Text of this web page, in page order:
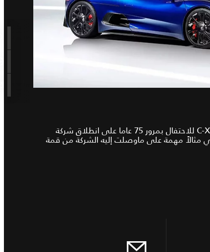
تمّ تطوير السيّارة المستقبلية C-X75 للاحتفال بمرور 75 عاما على انطلاق شركة
مثالاً مهمة على ماوصلت إليه الشركة من قمة